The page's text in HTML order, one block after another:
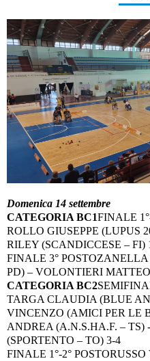
Domenica 14 settembre
CATEGORIA BC1FINALE
ROLLO GIUSEPPE (LUPUS
RILEY (SCANDICCESE – FI)
FINALE 3° POSTOZANELLA
PD) – VOLONTIERI
CATEGORIA BC2
TARGA CLAUDIA (BLUE
VINCENZO (AMICI PER LE
ANDREA (A.N.S.HA.F. – TS)
(SPORTENTO – TO) 3-4
FINALE 1°-2° POSTO